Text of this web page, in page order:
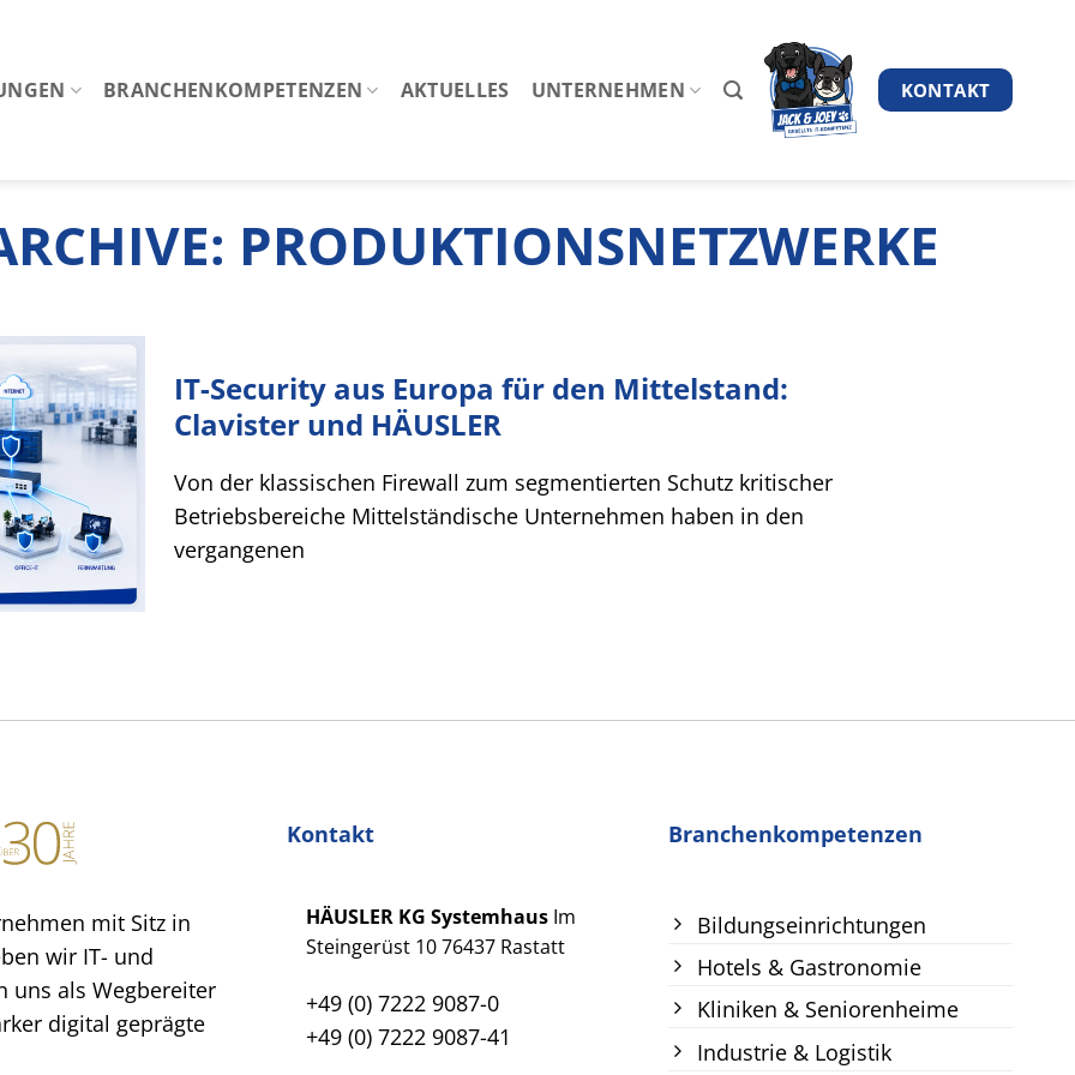
BRANCHENKOMPETENZEN AKTUELLES UNTERNEHMEN KONTAKT
PRODUKTIONSNETZWERKE
IT-Security aus Europa für den Mittelstand:
Clavister und HÄUSLER
Von der klassischen Firewall zum segmentierten Schutz kritischer
Betriebsbereiche Mittelständische Unternehmen haben in den
vergangenen
mit Sitz in
wir IT- und
uns als Wegbereiter
digital geprägte
Kontakt
HÄUSLER KG Systemhaus Im
Steingerüst 10 76437 Rastatt
+49 (0) 7222 9087-0
+49 (0) 7222 9087-41
Branchenkompetenzen
Bildungseinrichtungen
Hotels & Gastronomie
Kliniken & Seniorenheime
Industrie & Logistik